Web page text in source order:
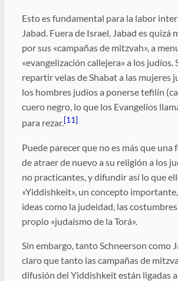
Esto es fundamental para la labor
Jabad. Fuera de Israel, Jabad es quizá
por sus «campañas de mitzvah», a
«evangelización callejera» a los judíos.
repartir velas de Shabat a las mujeres
los hombres judíos a ponerse tefilín
cuero negro, lo que los Evangelios
para rezar.[11]
Puede parecer que no es más que una
de atraer de nuevo a su religión a los
no practicantes, y difundir así lo que
«Yiddishkeit», un concepto
ideas como la judeidad, las
propio «judaísmo de la Torá».
Sin embargo, tanto Schneerson como
claro que tanto las campañas de
difusión del Yiddishkeit están ligadas